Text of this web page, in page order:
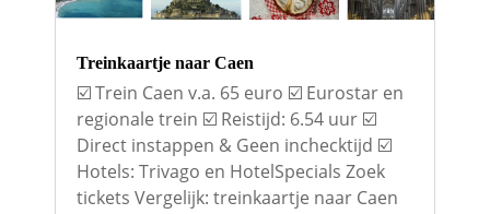
Treinkaartje naar Caen
☑️ Trein Caen v.a. 65 euro ☑️ Eurostar en
regionale trein ☑️ Reistijd: 6.54 uur ☑️
Direct instappen & Geen inchecktijd ☑️
Hotels: Trivago en HotelSpecials Zoek
tickets Vergelijk: treinkaartje naar Caen